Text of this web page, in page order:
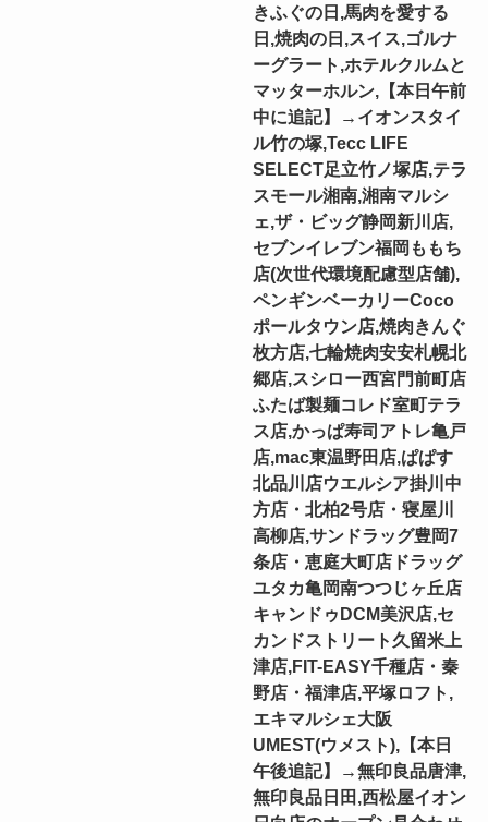
きふぐの日,馬肉を愛する
日,焼肉の日,スイス,ゴルナ
ーグラート,ホテルクルムと
マッターホルン,【本日午前
中に追記】→イオンスタイ
ル竹の塚,Tecc LIFE
SELECT⾜⽴⽵ノ塚店,テラ
スモール湘南,湘南マルシ
ェ,ザ・ビッグ静岡新川店,
セブンイレブン福岡ももち
店(次世代環境配慮型店舗),
ペンギンベーカリーCoco
ポールタウン店,焼肉きんぐ
枚方店,七輪焼肉安安札幌北
郷店,スシロー西宮門前町店
ふたば製麺コレド室町テラ
ス店,かっぱ寿司アトレ亀戸
店,mac東温野田店,ぱぱす
北品川店ウエルシア掛川中
方店・北柏2号店・寝屋川
高柳店,サンドラッグ豊岡7
条店・恵庭大町店ドラッグ
ユタカ亀岡南つつじヶ丘店
キャンドゥDCM美沢店,セ
カンドストリート久留米上
津店,FIT-EASY千種店・秦
野店・福津店,平塚ロフト,
エキマルシェ大阪
UMEST(ウメスト),【本日
午後追記】→無印良品唐津,
無印良品日田,西松屋イオン